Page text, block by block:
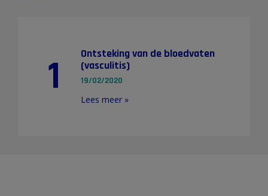
1
Ontsteking van de bloedvaten
(vasculitis)
19/02/2020
Lees meer »